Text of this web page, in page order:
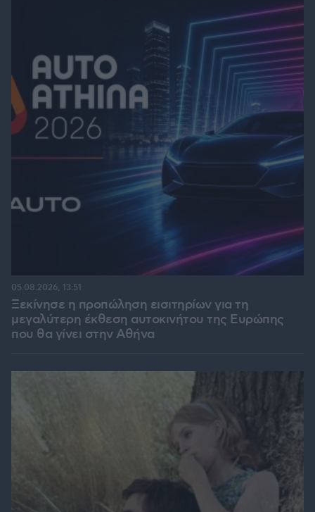
Ξεκίνησε η προπώληση εισιτηρίων για τη
μεγαλύτερη έκθεση αυτοκινήτου της Ευρώπης
που θα γίνει στην Αθήνα
05.08.2026, 13:51